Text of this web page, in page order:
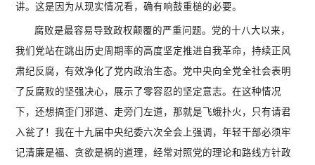
讲。这是因为从现实情况看，确有响鼓重槌的必要。
腐败是最容易导致政权颠覆的严重问题。党的十八大以来，
我们党站在跳出历史周期率的高度坚定推进自我革命，持续正风
肃纪反腐，有效净化了党内政治生态。党中央向全党全社会表明
了反腐败的坚强决心，展示了零容忍的坚定意志。在这种情况
下，还想搞歪门邪道、走旁门左道，那就是飞蛾扑火，只有请君
入瓮了！我在十九届中央纪委六次全会上强调，年轻干部必须牢
记清廉是福、贪欲是祸的道理，经常对照党的理论和路线方针政